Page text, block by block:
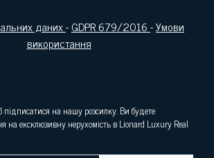
даних-GDPR 679/2016-Умови
використання
на нашу розсилку. Ви будете
на ексклюзивну нерухомість в Lionard Luxury Real